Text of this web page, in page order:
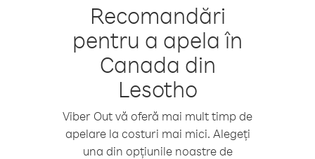
Recomandări
pentru a apela în
Canada din
Lesotho
Viber Out vă oferă mai mult timp de
apelare la costuri mai mici. Alegeți
una din opțiunile noastre de